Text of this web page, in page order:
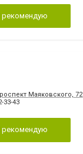
рекомендую
Маяковского, 72
33-43
рекомендую